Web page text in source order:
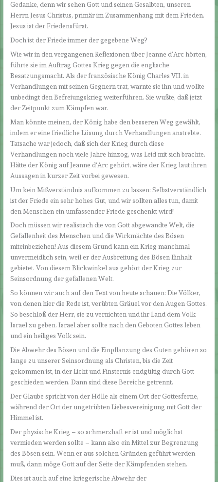
Gedanke, denn wir sehen Gott und seinen Gesalbten, unseren
Herrn Jesus Christus, primär im Zusammenhang mit dem Frieden.
Jesus ist der Friedensfürst.
Doch ist der Friede immer der gegebene Weg?
Wie wir in den vergangenen Reflexionen über Jeanne d‘Arc hörten,
führte sie im Auftrag Gottes Krieg gegen die englische
Besatzungsmacht. Als der französische König Charles VII. in
Verhandlungen mit seinen Gegnern trat, warnte sie ihn und wollte
unbedingt den Befreiungskrieg weiterführen. Sie wußte, daß jetzt
der Zeitpunkt zum Kämpfen war.
Man könnte meinen, der König habe den besseren Weg gewählt,
indem er eine friedliche Lösung durch Verhandlungen anstrebte.
Tatsache war jedoch, daß sich der Krieg durch diese
Verhandlungen noch viele Jahre hinzog, was Leid mit sich brachte.
Hätte der König auf Jeanne d‘Arc gehört, wäre der Krieg laut ihren
Aussagen in kurzer Zeit vorbei gewesen.
Um kein Mißverständnis aufkommen zu lassen: Selbstverständlich
ist der Friede ein sehr hohes Gut, und wir sollten alles tun, damit
den Menschen ein umfassender Friede geschenkt wird!
Doch müssen wir realistisch die von Gott abgewandte Welt, die
Gefallenheit des Menschen und die Wirkmächte des Bösen
miteinbeziehen! Aus diesem Grund kann ein Krieg manchmal
unvermeidlich sein, weil er der Ausbreitung des Bösen Einhalt
gebietet. Von diesem Blickwinkel aus gehört der Krieg zur
Seinsordnung der gefallenen Welt.
So können wir auch auf den Text von heute schauen: Die Völker,
von denen hier die Rede ist, verübten Gräuel vor den Augen Gottes.
So beschloß der Herr, sie zu vernichten und ihr Land dem Volk
Israel zu geben. Israel aber sollte nach den Geboten Gottes leben
und ein heiliges Volk sein.
Die Abwehr des Bösen und die Einpflanzung des Guten gehören so
lange zu unserer Seinsordnung als Christen, bis die Zeit
gekommen ist, in der Licht und Finsternis endgültig durch Gott
geschieden werden. Dann sind diese Bereiche getrennt.
Der Glaube spricht von der Hölle als einem Ort der Gottesferne,
während der Ort der ungetrübten Liebesvereinigung mit Gott der
Himmel ist.
Der physische Krieg – so schmerzhaft er ist und möglichst
vermieden werden sollte – kann also ein Mittel zur Begrenzung
des Bösen sein. Wenn er aus solchen Gründen geführt werden
muß, dann möge Gott auf der Seite der Kämpfenden stehen.
Dies ist auch auf eine kriegerische Abwehr der